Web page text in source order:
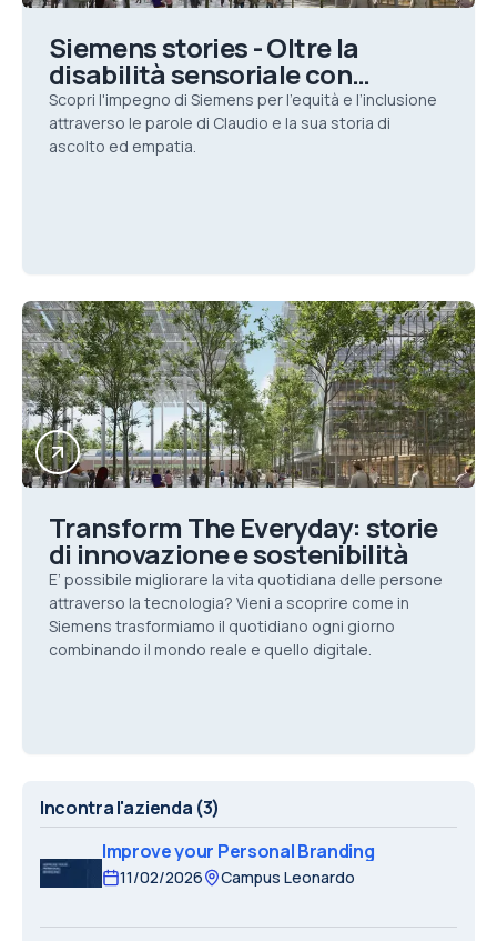
Siemens stories - Oltre la
disabilità sensoriale con
empatia e curiosità
Scopri l'impegno di Siemens per l'equità e l’inclusione
attraverso le parole di Claudio e la sua storia di
ascolto ed empatia.
Transform The Everyday: storie
di innovazione e sostenibilità
E’ possibile migliorare la vita quotidiana delle persone
attraverso la tecnologia? Vieni a scoprire come in
Siemens trasformiamo il quotidiano ogni giorno
combinando il mondo reale e quello digitale.
Incontra l'azienda (3)
Improve your Personal Branding
11/02/2026 Campus Leonardo